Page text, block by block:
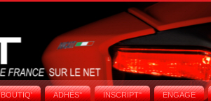
BOUTIQ' ADHÉS° INSCRIPT° ENGAGE